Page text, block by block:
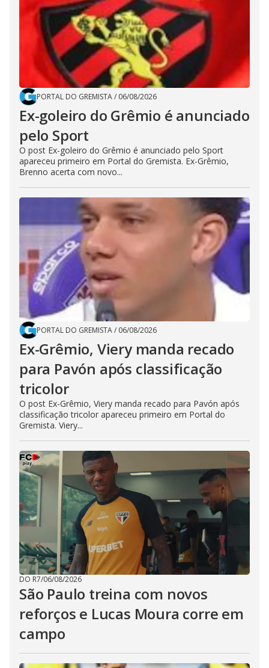
PORTAL DO GREMISTA/ 06/08/2026
Ex-goleiro do Grêmio é anunciado
pelo Sport
O post Ex-goleiro do Grêmio é anunciado pelo Sport
apareceu primeiro em Portal do Gremista. Ex-Grêmio,
Brenno acerta com novo...
PORTAL DO GREMISTA/ 06/08/2026
Ex-Grêmio, Viery manda recado
para Pavón após classificação
tricolor
O post Ex-Grêmio, Viery manda recado para Pavón após
classificação tricolor apareceu primeiro em Portal do
Gremista. Viery...
DO R7/06/08/2026
São Paulo treina com novos
reforços e Lucas Moura corre em
campo